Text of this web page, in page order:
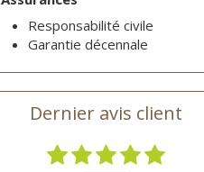
Responsabilité civile
Garantie décennale
Dernier avis client